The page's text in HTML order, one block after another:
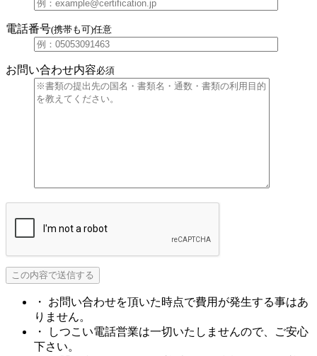
電話番号(携帯も可)任意
お問い合わせ内容必須
・ お問い合わせを頂いた時点で費用が発生する事はあ
りません。
・ しつこい電話営業は一切いたしませんので、ご安心
下さい。